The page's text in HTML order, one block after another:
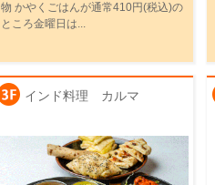
物 かやくごはんが通常410円(税込)の
ところ金曜日は...
インド料理 カルマ